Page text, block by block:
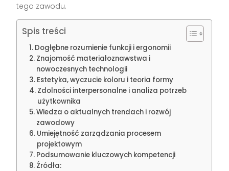
tego zawodu.
Spis treści
Dogłębne rozumienie funkcji i ergonomii
Znajomość materiałoznawstwa i
nowoczesnych technologii
Estetyka, wyczucie koloru i teoria formy
Zdolności interpersonalne i analiza potrzeb
użytkownika
Wiedza o aktualnych trendach i rozwój
zawodowy
Umiejętność zarządzania procesem
projektowym
Podsumowanie kluczowych kompetencji
Źródła: